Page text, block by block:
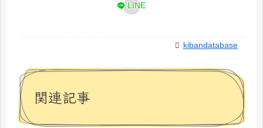
LINE
kibandatabase
関連記事